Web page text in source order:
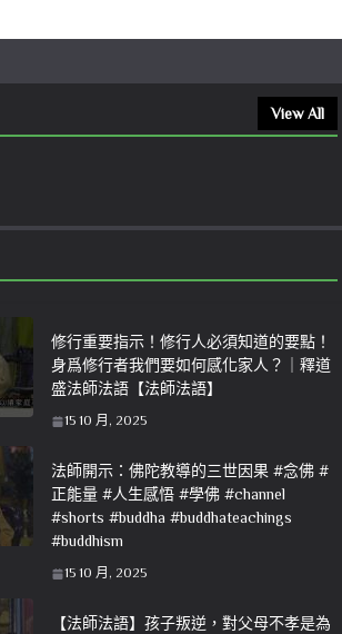
View All
修行重要指示！修行人必須知道的要點！
身爲修行者我們要如何感化家人？｜釋道
盛法師法語【法師法語】
15 10 月, 2025
法師開示：佛陀教導的三世因果 #念佛 #
正能量 #人生感悟 #學佛 #channel
#shorts #buddha #buddhateachings
#buddhism
15 10 月, 2025
【法師法語】孩子叛逆，對父母不孝是為